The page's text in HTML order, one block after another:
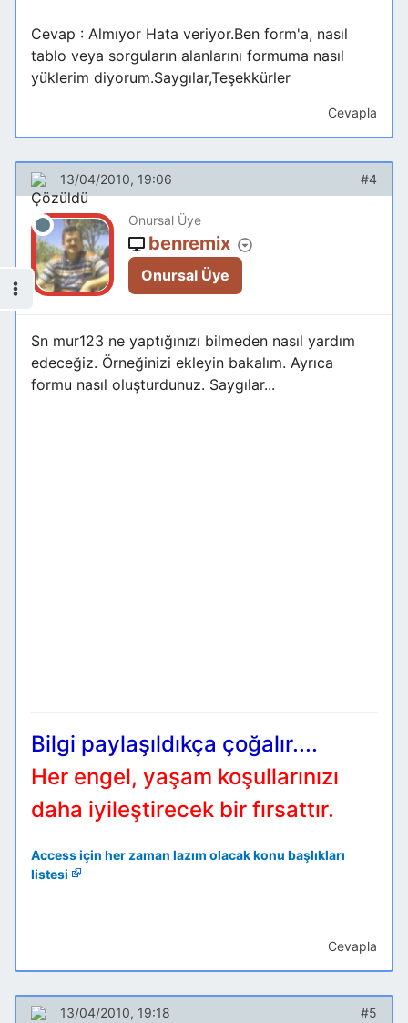
Cevap : Almıyor Hata veriyor.Ben form'a, nasıl
tablo veya sorguların alanlarını formuma nasıl
yüklerim diyorum.Saygılar,Teşekkürler
Cevapla
13/04/2010, 19:06 #4
Onursal Üye
benremix
Onursal Üye
Sn mur123 ne yaptığınızı bilmeden nasıl yardım
edeceğiz. Örneğinizi ekleyin bakalım. Ayrıca
formu nasıl oluşturdunuz. Saygılar...
Bilgi paylaşıldıkça çoğalır....
Her engel, yaşam koşullarınızı
daha iyileştirecek bir fırsattır.
Access için her zaman lazım olacak konu başlıkları
listesi
Cevapla
13/04/2010, 19:18 #5